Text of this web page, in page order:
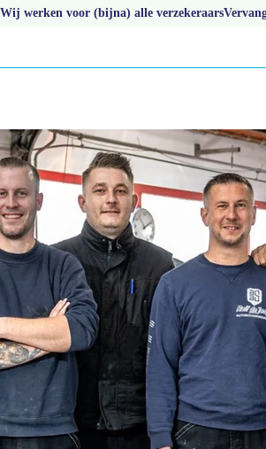
Wij werken voor (bijna) alle verzekeraars